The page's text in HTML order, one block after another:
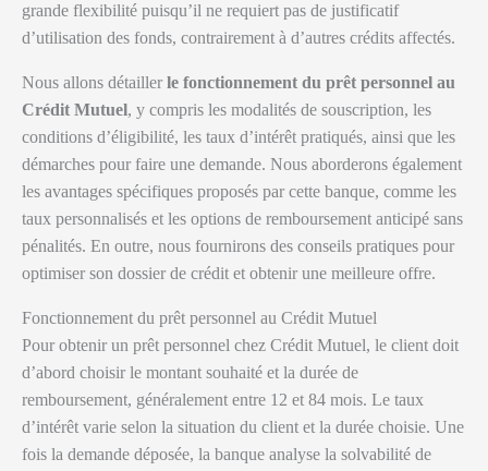
grande flexibilité puisqu’il ne requiert pas de justificatif
d’utilisation des fonds, contrairement à d’autres crédits affectés.
Nous allons détailler le fonctionnement du prêt personnel au
Crédit Mutuel, y compris les modalités de souscription, les
conditions d’éligibilité, les taux d’intérêt pratiqués, ainsi que les
démarches pour faire une demande. Nous aborderons également
les avantages spécifiques proposés par cette banque, comme les
taux personnalisés et les options de remboursement anticipé sans
pénalités. En outre, nous fournirons des conseils pratiques pour
optimiser son dossier de crédit et obtenir une meilleure offre.
Fonctionnement du prêt personnel au Crédit Mutuel
Pour obtenir un prêt personnel chez Crédit Mutuel, le client doit
d’abord choisir le montant souhaité et la durée de
remboursement, généralement entre 12 et 84 mois. Le taux
d’intérêt varie selon la situation du client et la durée choisie. Une
fois la demande déposée, la banque analyse la solvabilité de